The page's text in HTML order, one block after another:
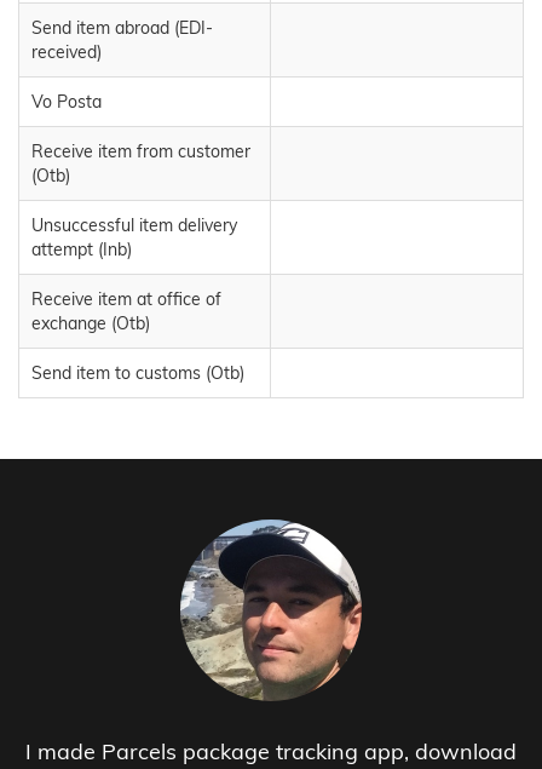
Send item abroad (EDI-
received)
Vo Posta
Receive item from customer
(Otb)
Unsuccessful item delivery
attempt (Inb)
Receive item at office of
exchange (Otb)
Send item to customs (Otb)
I made Parcels package tracking app, download